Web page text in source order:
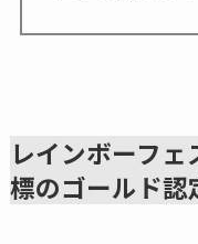
レインボーフ
標のゴールド認